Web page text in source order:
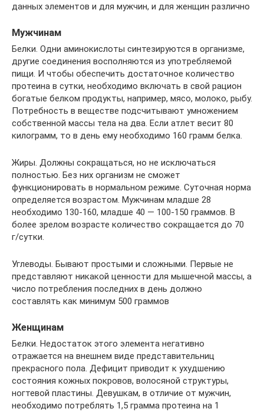
данных элементов и для мужчин, и для женщин различно
Мужчинам
Белки. Одни аминокислоты синтезируются в организме,
другие соединения восполняются из употребляемой
пищи. И чтобы обеспечить достаточное количество
протеина в сутки, необходимо включать в свой рацион
богатые белком продукты, например, мясо, молоко, рыбу.
Потребность в веществе подсчитывают умножением
собственной массы тела на два. Если атлет весит 80
килограмм, то в день ему необходимо 160 грамм белка.
Жиры. Должны сокращаться, но не исключаться
полностью. Без них организм не сможет
функционировать в нормальном режиме. Суточная норма
определяется возрастом. Мужчинам младше 28
необходимо 130-160, младше 40 — 100-150 граммов. В
более зрелом возрасте количество сокращается до 70
г/сутки.
Углеводы. Бывают простыми и сложными. Первые не
представляют никакой ценности для мышечной массы, а
число потребления последних в день должно
составлять как минимум 500 граммов
Женщинам
Белки. Недостаток этого элемента негативно
отражается на внешнем виде представительниц
прекрасного пола. Дефицит приводит к ухудшению
состояния кожных покровов, волосяной структуры,
ногтевой пластины. Девушкам, в отличие от мужчин,
необходимо потреблять 1,5 грамма протеина на 1